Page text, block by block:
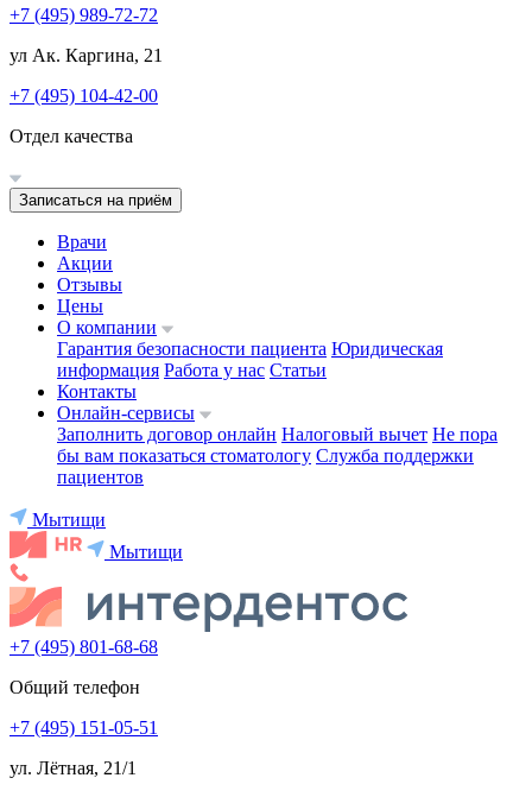
+7 (495) 989-72-72
ул Ак. Каргина, 21
+7 (495) 104-42-00
Отдел качества
Записаться на приём
Врачи
Акции
Отзывы
Цены
О компании
Гарантия безопасности пациента Юридическая
информация Работа у нас Статьи
Контакты
Онлайн-сервисы
Заполнить договор онлайн Налоговый вычет Не пора
бы вам показаться стоматологу Служба поддержки
пациентов
Мытищи
Мытищи
+7 (495) 801-68-68
Общий телефон
+7 (495) 151-05-51
ул. Лётная, 21/1